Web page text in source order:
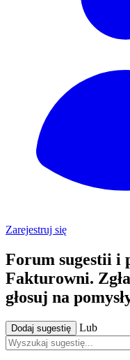
Zarejestruj się
Forum sugestii i
Fakturowni.
głosuj na
Dodaj sugestię Lub